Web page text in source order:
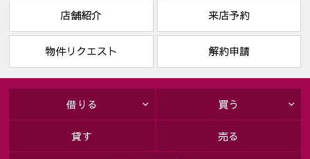
店舗紹介 来店予約
物件リクエスト 解約申請
借りる 買う
貸す 売る